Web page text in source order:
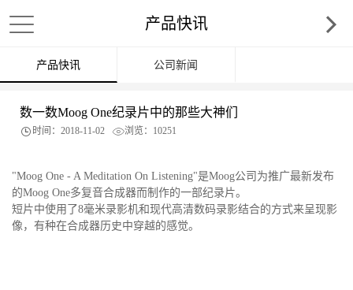
产品快讯
产品快讯 公司新闻
数一数Moog One纪录片中的那些大神们
时间：2018-11-02 浏览：10251
"Moog One - A Meditation On Listening"是Moog公司为推广最新发布
的Moog One多复音合成器而制作的一部纪录片。
短片中使用了8毫米录影机和现代高清数码录影结合的方式来呈现影
像，有种在合成器历史中穿越的感觉。